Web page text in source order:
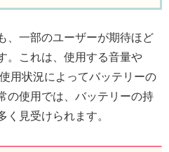
、一部のユーザーが期待ほど
。これは、使用する音量や
用状況によってバッテリーの
の使用では、バッテリーの持
く見受けられます。